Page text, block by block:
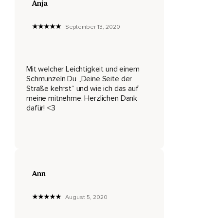
Genau dann,
Wenn es schwierig wird,
Genau dann,
Wenn wir uns nicht verstanden fühlen,
Ist es etwas,
Und wenn wir das verstanden haben,
Wenn wir weitergemacht haben und verstanden haben,
Anja
September 13, 2020
Mit welcher Leichtigkeit und einem
Schmunzeln Du „Deine Seite der
Straße kehrst“ und wie ich das auf
meine mitnehme. Herzlichen Dank
dafür! <3
Ann
August 5, 2020